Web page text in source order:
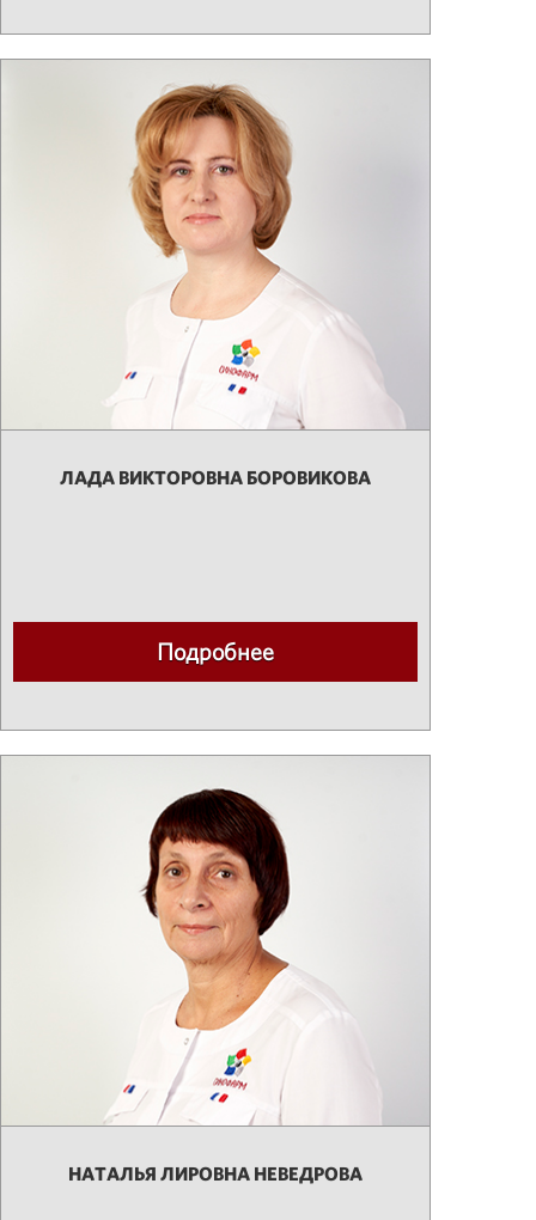
ЛАДА ВИКТОРОВНА БОРОВИКОВА
Подробнее
НАТАЛЬЯ ЛИРОВНА НЕВЕДРОВА